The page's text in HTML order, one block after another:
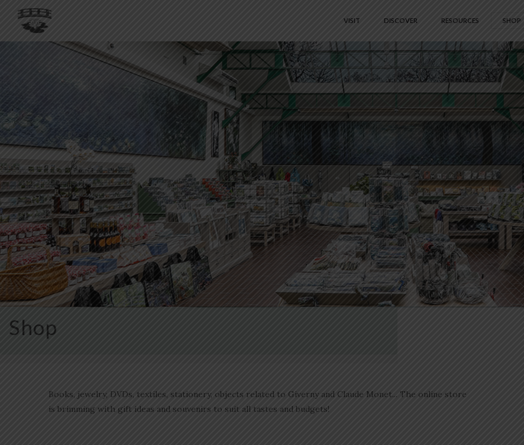
VISIT DISCOVER RESOURCES SHOP
Shop
Books, jewelry, DVDs, textiles, stationery, objects related to Giverny and Claude Monet... The online store
is brimming with gift ideas and souvenirs to suit all tastes and budgets!